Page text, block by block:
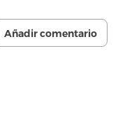
Añadir comentario